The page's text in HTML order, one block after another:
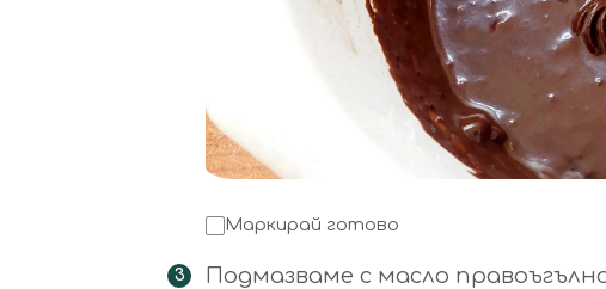
Маркирай готово
Подмазваме с масло